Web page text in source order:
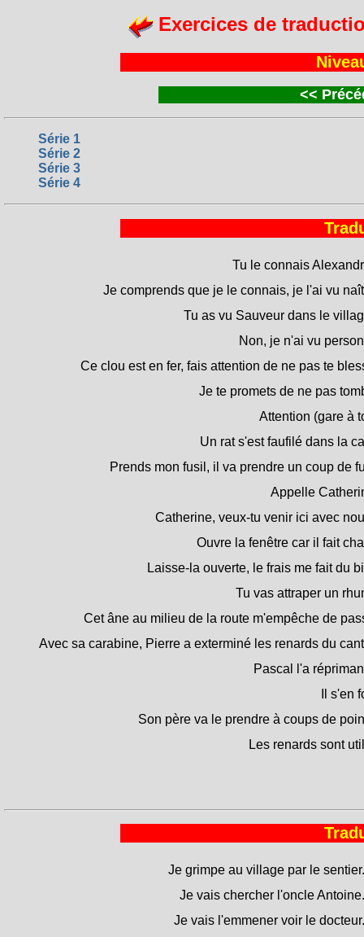
Exercices de
<<
Série 1
Série 2
Série 3
Série 4
Tu le connais
Je comprends que je le connais, je l'ai vu
Tu as vu Sauveur dans le
Non, je n'ai vu
Ce clou est en fer, fais attention de ne pas te
Je te promets de ne pas
Attention (gare à
Un rat s'est faufilé dans la
Prends mon fusil, il va prendre un coup de
Appelle
Catherine, veux-tu venir ici avec
Ouvre la fenêtre car il fait
Laisse-la ouverte, le frais me fait du
Tu vas attraper un
Cet âne au milieu de la route m'empêche de
Avec sa carabine, Pierre a exterminé les renards du
Pascal l'a
Il s'en
Son père va le prendre à coups de
Les renards sont
Je grimpe au village par le sentier.
Je vais chercher l'oncle Antoine.
Je vais l'emmener voir le docteur.